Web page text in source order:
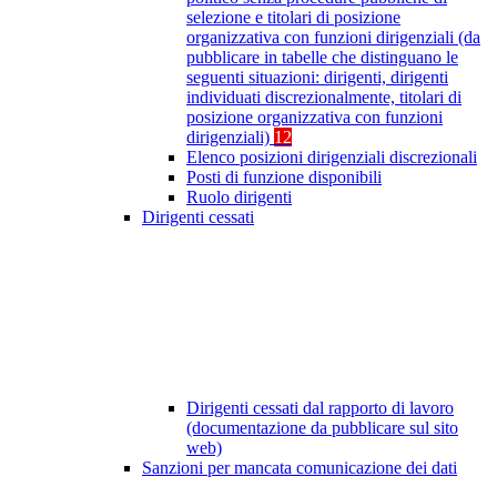
selezione e titolari di posizione
organizzativa con funzioni dirigenziali (da
pubblicare in tabelle che distinguano le
seguenti situazioni: dirigenti, dirigenti
individuati discrezionalmente, titolari di
posizione organizzativa con funzioni
dirigenziali) 12
Elenco posizioni dirigenziali discrezionali
Posti di funzione disponibili
Ruolo dirigenti
Dirigenti cessati
Dirigenti cessati dal rapporto di lavoro
(documentazione da pubblicare sul sito
web)
Sanzioni per mancata comunicazione dei dati